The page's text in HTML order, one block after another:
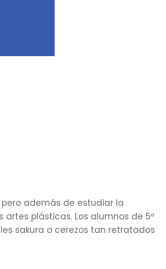
además de estudiar la
plásticas. Los alumnos de 5º
sakura o cerezos tan retratados